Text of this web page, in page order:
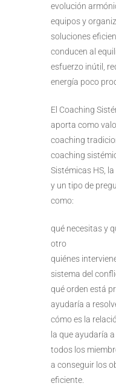
evolución
equipos y
soluciones
conducen al
esfuerzo inútil,
energía poco
El Coaching
aporta como
coaching
coaching
Sistémicas HS,
y un tipo de
como:
qué necesitas y
otro
quiénes
sistema del
qué orden está
ayudaría a
cómo es la
la que ayudaría
todos los
a conseguir los
eficiente.